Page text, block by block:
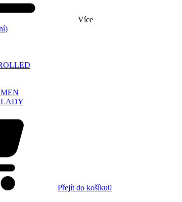
Více
Přejít do košíku0